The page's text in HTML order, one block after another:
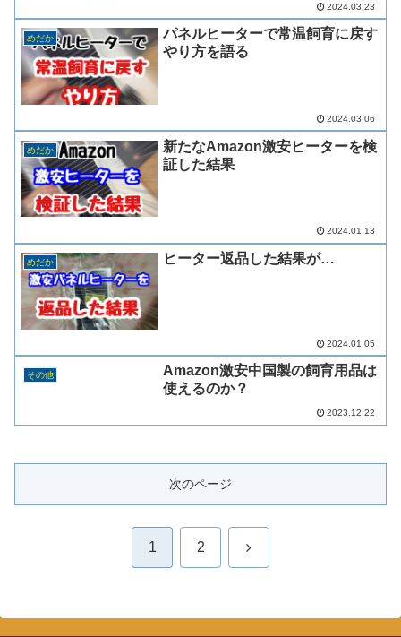
2024.03.23
めだか
パネルヒーターで常温飼育に戻す
やり方を語る
2024.03.06
めだか
新たなAmazon激安ヒーターを検
証した結果
2024.01.13
めだか ヒーター返品した結果が…
2024.01.05
その他
Amazon激安中国製の飼育用品は
使えるのか？
2023.12.22
次のページ
1 2 次